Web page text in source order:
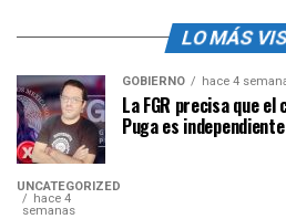
LO MÁS
GOBIERNO hace 4
La FGR precisa que
Puga es
UNCATEGORIZED
hace 4
semanas